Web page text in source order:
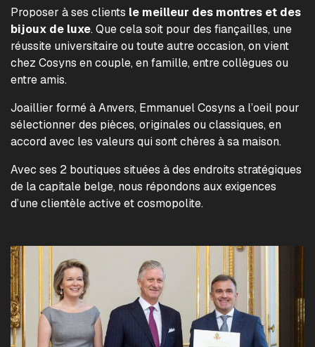
Proposer à ses clients le meilleur des montres et des
bijoux de luxe. Que cela soit pour des fiançailles, une
réussite universitaire ou toute autre occasion, on vient
chez Cosyns en couple, en famille, entre collègues ou
entre amis.
Joaillier formé à Anvers, Emmanuel Cosyns a l’oeil pour
sélectionner des pièces, originales ou classiques, en
accord avec les valeurs qui sont chères à sa maison.
Avec ses 2 boutiques situées à des endroits stratégiques
de la capitale belge, nous répondons aux exigences
d’une clientèle active et cosmopolite.